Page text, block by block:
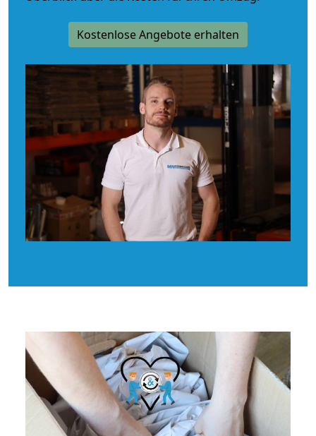
Kostenlose Angebote erhalten